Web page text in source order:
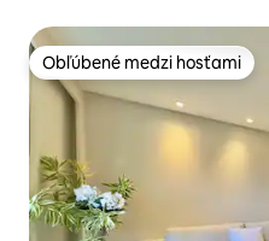
Obľúbené medzi hosťami
Obľúbené medzi hosťami